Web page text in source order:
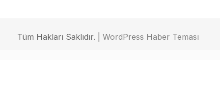
Tüm Hakları Saklıdır. | WordPress Haber Teması